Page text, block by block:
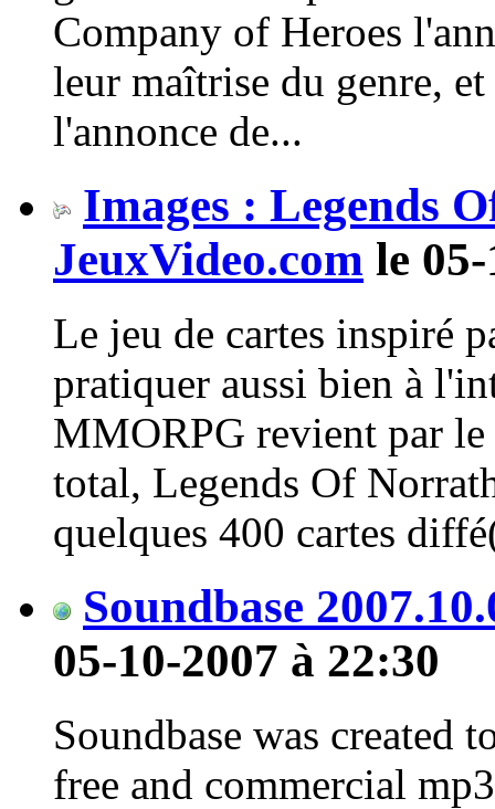
Company of Heroes
leur maîtrise du genre,
l'annonce de...
Images : Legends
JeuxVideo.com le
Le jeu de cartes inspiré
pratiquer aussi bien à
MMORPG revient par
total, Legends Of
quelques 400 cartes
Soundbase
05-10-2007 à 22:30
Soundbase was created
free and commercial